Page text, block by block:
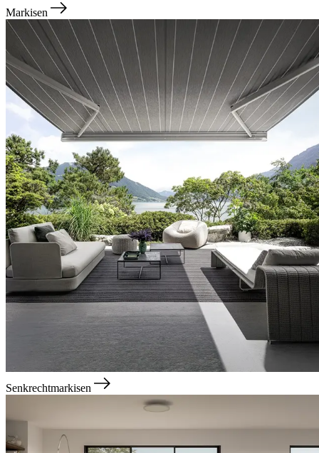
Markisen
Senkrechtmarkisen